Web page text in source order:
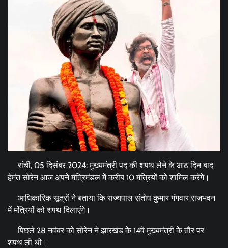
रांची, 05 दिसंबर 2024: मुख्यमंत्री पद की शपथ लेने के आठ दिन बाद
हेमंत सोरेन आज अपने मंत्रिमंडल में करीब 10 मंत्रियों को शामिल करेंगे।
आधिकारिक सूत्रों ने बताया कि राज्यपाल संतोष कुमार गंगवार राजभवन
में मंत्रियों को शपथ दिलाएंगे।
पिछले 28 नवंबर को सोरेन ने झारखंड के 14वें मुख्यमंत्री के तौर पर
शपथ ली थी।